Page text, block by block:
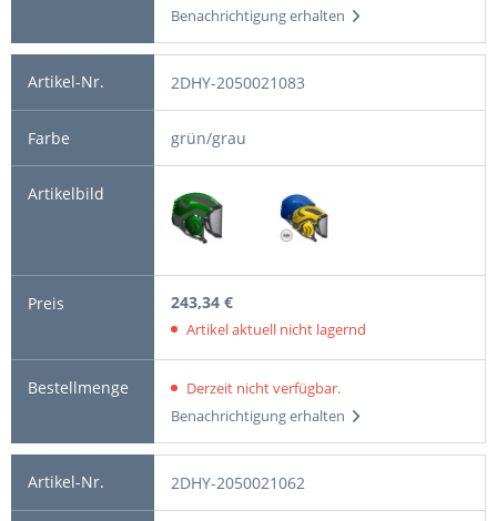
Benachrichtigung erhalten
2DHY-2050021083
grün/grau
243,34 €
Artikel aktuell nicht lagernd
Derzeit nicht verfügbar.
Benachrichtigung erhalten
2DHY-2050021062